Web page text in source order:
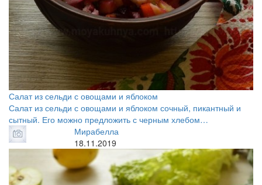
Салат из сельди с овощами и яблоком
Салат из сельди с овощами и яблоком сочный, пикантный и
сытный. Его можно предложить с черным хлебом…
Мирабелла
18.11.2019